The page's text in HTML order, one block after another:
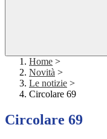
Home >
Novità >
Le notizie >
Circolare 69
Circolare 69